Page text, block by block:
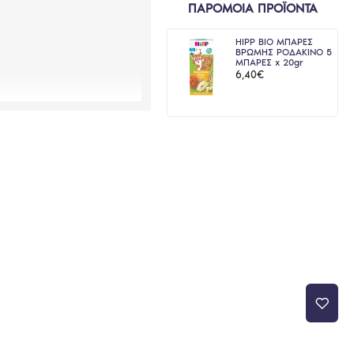
το μέσα σε 3
ΠΑΡΟΜΟΙΑ ΠΡΟΪΟΝΤΑ
HIPP BIO ΜΠΑΡΕΣ
ΒΡΩΜΗΣ ΡΟΔΑΚΙΝΟ 5
ΜΠΑΡΕΣ x 20gr
6,40€